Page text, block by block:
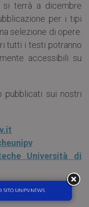
si terrà a dicembre
per i tipi
selezione di opere.
tutti i testi potranno
accessibili su
pubblicati sui nostri
Università di